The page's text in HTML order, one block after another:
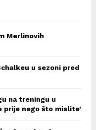
Merlinovih
u sezoni pred
na treningu u
prije nego što mislite’